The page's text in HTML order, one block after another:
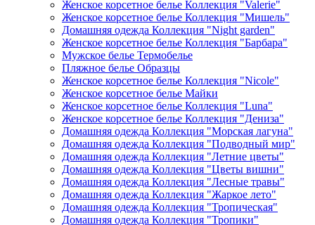
Женское корсетное белье Коллекция "Valerie"
Женское корсетное белье Коллекция "Мишель"
Домашняя одежда Коллекция "Night garden"
Женское корсетное белье Коллекция "Барбара"
Мужское белье Термобелье
Пляжное белье Образцы
Женское корсетное белье Коллекция "Nicole"
Женское корсетное белье Майки
Женское корсетное белье Коллекция "Luna"
Женское корсетное белье Коллекция "Дениза"
Домашняя одежда Коллекция "Морская лагуна"
Домашняя одежда Коллекция "Подводный мир"
Домашняя одежда Коллекция "Летние цветы"
Домашняя одежда Коллекция "Цветы вишни"
Домашняя одежда Коллекция "Лесные травы"
Домашняя одежда Коллекция "Жаркое лето"
Домашняя одежда Коллекция "Тропическая"
Домашняя одежда Коллекция "Тропики"